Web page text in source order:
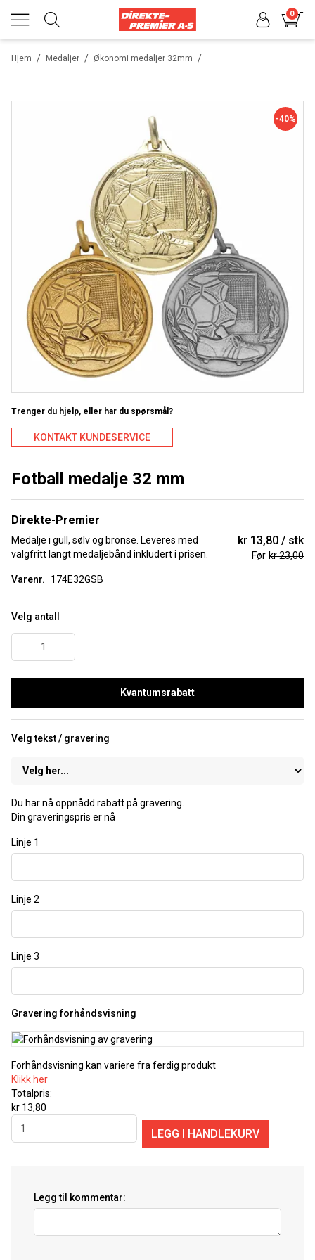
0
/
Hjem /
Medaljer /
Økonomi medaljer 32mm
-40%
Trenger du hjelp, eller har du spørsmål?
KONTAKT KUNDESERVICE
Fotball medalje 32 mm
Direkte-Premier
Medalje i gull, sølv og bronse. Leveres med
valgfritt langt medaljebånd inkludert i prisen.
Varenr. 174E32GSB
kr 13,80 stk
Før kr 23,00
Velg antall
Kvantumsrabatt
Velg tekst / gravering
Du har nå oppnådd rabatt på gravering.
Din graveringspris er nå
Linje 1
Linje 2
Linje 3
Gravering forhåndsvisning
Forhåndsvisning kan variere fra ferdig produkt
Klikk her
Totalpris:
kr 13,80
Legg til kommentar: